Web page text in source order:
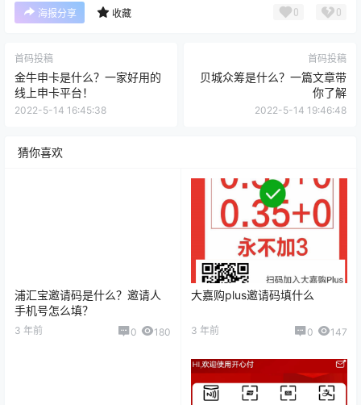
海报分享 收藏 0 0
首码投稿
金牛申卡是什么？一家好用的
线上申卡平台！
2022-5-14 16:45:38
首码投稿
贝城众筹是什么？一篇文章带
你了解
2022-5-14 19:46:48
猜你喜欢
浦汇宝邀请码是什么？邀请人
手机号怎么填？
3 年前 0 180
大嘉购plus邀请码填什么
3 年前 0 147